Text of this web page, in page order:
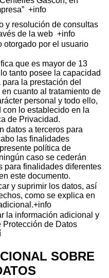
+info
y resolución de consultas
de la web +info
otorgado por el usuario
que es mayor de 13
tanto posee la capacidad
la prestación del
cuanto al tratamiento de
personal y todo ello,
con lo establecido en la
de Privacidad.
datos a terceros para
las finalidades
política de
caso se cederán
para finalidades diferentes
este documento.
y suprimir los datos, así
como se explica en
+info
la información adicional y
Protección de Datos
SOBRE